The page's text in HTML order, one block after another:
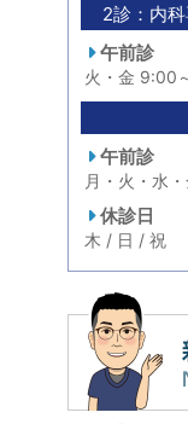
2診：内
午前診
火・金 9:00
午前診
月・火・水
休診日
木 / 日 / 祝